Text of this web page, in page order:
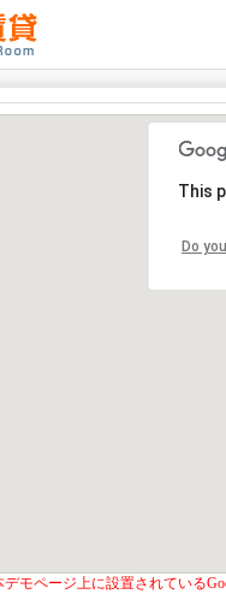
This
Do
デモページ上に設置されている